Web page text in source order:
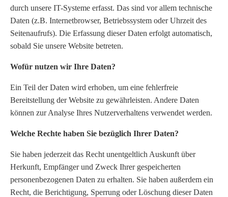
durch unsere IT-Systeme erfasst. Das sind vor allem technische
Daten (z.B. Internetbrowser, Betriebssystem oder Uhrzeit des
Seitenaufrufs). Die Erfassung dieser Daten erfolgt automatisch,
sobald Sie unsere Website betreten.
Wofür nutzen wir Ihre Daten?
Ein Teil der Daten wird erhoben, um eine fehlerfreie
Bereitstellung der Website zu gewährleisten. Andere Daten
können zur Analyse Ihres Nutzerverhaltens verwendet werden.
Welche Rechte haben Sie bezüglich Ihrer Daten?
Sie haben jederzeit das Recht unentgeltlich Auskunft über
Herkunft, Empfänger und Zweck Ihrer gespeicherten
personenbezogenen Daten zu erhalten. Sie haben außerdem ein
Recht, die Berichtigung, Sperrung oder Löschung dieser Daten